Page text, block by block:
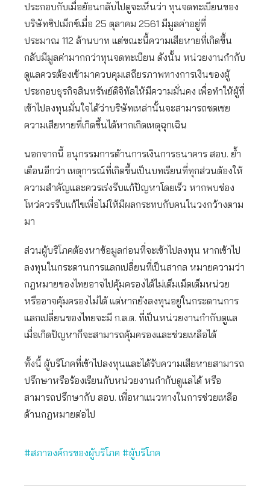
ประกอบกับเมื่อย้อนกลับไปดูจะเห็นว่า ทุนจดทะเบียนของ
บริษัทซิปเม็กซ์เมื่อ 25 ตุลาคม 2561 มีมูลค่าอยู่ที่
ประมาณ 112 ล้านบาท แต่ขณะนี้ความเสียหายที่เกิดขึ้น
กลับมีมูลค่ามากกว่าทุนจดทะเบียน ดังนั้น หน่วยงานกำกับ
ดูแลควรต้องเข้ามาควบคุมเสถียรภาพทางการเงินของผู้
ประกอบธุรกิจสินทรัพย์ดิจิทัลให้มีความมั่นคง เพื่อทำให้ผู้ที่
เข้าไปลงทุนมั่นใจได้ว่าบริษัทเหล่านั้นจะสามารถชดเชย
ความเสียหายที่เกิดขึ้นได้หากเกิดเหตุฉุกเฉิน
นอกจากนี้ อนุกรรมการด้านการเงินการธนาคาร สอบ. ย้ำ
เตือนอีกว่า เหตุการณ์ที่เกิดขึ้นเป็นบทเรียนที่ทุกส่วนต้องให้
ความสำคัญและควรเร่งรีบแก้ปัญหาโดยเร็ว หากพบช่อง
โหว่ควรรีบแก้ไขเพื่อไม่ให้มีผลกระทบกับคนในวงกว้างตาม
มา
ส่วนผู้บริโภคต้องหาข้อมูลก่อนที่จะเข้าไปลงทุน หากเข้าไป
ลงทุนในกระดานการแลกเปลี่ยนที่เป็นสากล หมายความว่า
กฎหมายของไทยอาจไปคุ้มครองได้ไม่เต็มเม็ดเต็มหน่วย
หรืออาจคุ้มครองไม่ได้ แต่หากยังลงทุนอยู่ในกระดานการ
แลกเปลี่ยนของไทยจะมี ก.ล.ต. ที่เป็นหน่วยงานกำกับดูแล
เมื่อเกิดปัญหาก็จะสามารถคุ้มครองและช่วยเหลือได้
ทั้งนี้ ผู้บริโภคที่เข้าไปลงทุนและได้รับความเสียหายสามารถ
ปรึกษาหรือร้องเรียนกับหน่วยงานกำกับดูแลได้ หรือ
สามารถปรึกษากับ สอบ. เพื่อหาแนวทางในการช่วยเหลือ
ด้านกฎหมายต่อไป
#สภาองค์กรของผู้บริโภค #ผู้บริโภค